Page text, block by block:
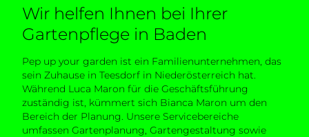
Wir helfen Ihnen bei Ihrer
Gartenpflege in Baden
Pep up your garden ist ein Familienunternehmen, das
sein Zuhause in Teesdorf in Niederösterreich hat.
Während Luca Maron für die Geschäftsführung
zuständig ist, kümmert sich Bianca Maron um den
Bereich der Planung. Unsere Servicebereiche
umfassen Gartenplanung, Gartengestaltung sowie